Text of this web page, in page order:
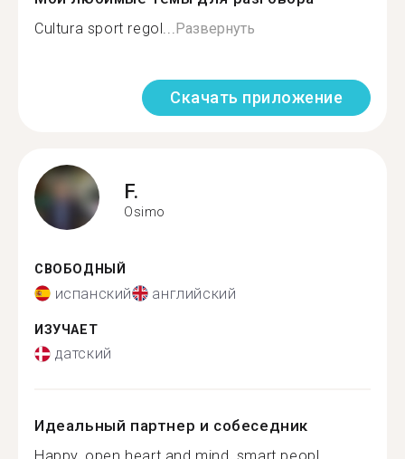
Cultura sport regol...Развернуть
Скачать приложение
F.
Osimo
СВОБОДНЫЙ
испанский английский
ИЗУЧАЕТ
датский
Идеальный партнер и собеседник